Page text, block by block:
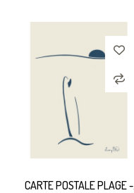
CARTE POSTALE PLAGE -